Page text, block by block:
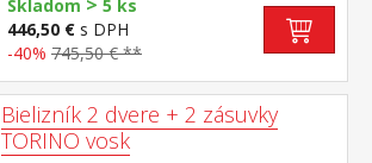
Skladom
5 ks
446,50 € s DPH
-40% 745,50 € **
Bielizník 2 dvere + 2 zásuvky
TORINO vosk